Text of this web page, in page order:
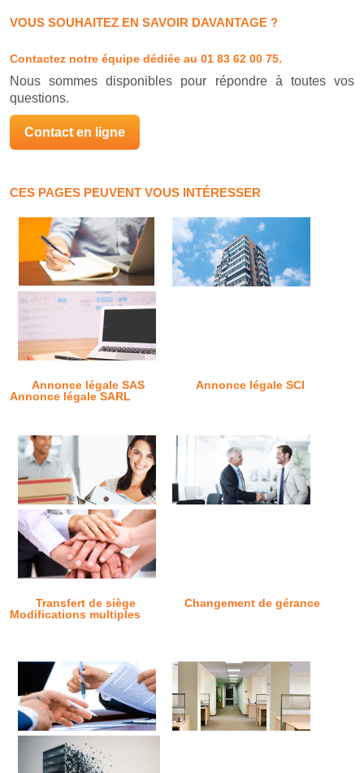
VOUS SOUHAITEZ EN SAVOIR DAVANTAGE ?
Contactez notre équipe dédiée au 01 83 62 00 75.
Nous sommes disponibles pour répondre à toutes vos
questions.
Contact en ligne
CES PAGES PEUVENT VOUS INTÉRESSER
Annonce légale SAS
Annonce légale SCI
Annonce légale SARL
Transfert de siège
Changement de gérance
Modifications multiples